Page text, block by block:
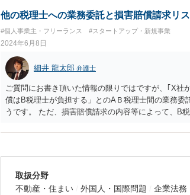
他の税理士への業務委託と損害賠償請求リ
#個人事業主・フリーランス #スタートアップ・新規事業
2024年6月8日
細井 龍太郎 弁護士
ご質問にお書き頂いた情報の限りではですが、｢X
償はB税理士が負担する」とのAＢ税理士間の業務
うです。 ただ、損害賠償請求の内容等によって、B
います。 宜しくお願い致します。
取扱分野
不動産・住まい
外国人・国際問題 企業法務